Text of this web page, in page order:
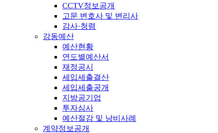
CCTV정보공개
고문 변호사 및 변리사
감사·청렴
강동예산
예산현황
연도별예산서
재정공시
세입세출결산
세입세출공개
지방공기업
투자심사
예산절감 및 낭비사례
계약정보공개